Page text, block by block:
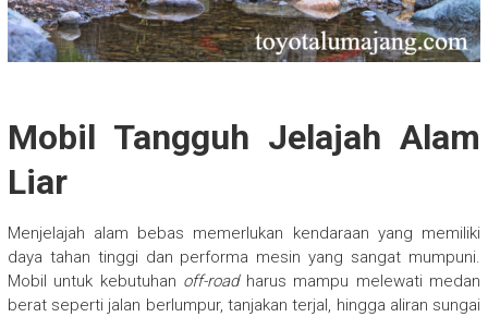
Mobil Tangguh Jelajah Alam
Liar
Menjelajah alam bebas memerlukan kendaraan yang memiliki
daya tahan tinggi dan performa mesin yang sangat mumpuni.
Mobil untuk kebutuhan off-roadharus mampu melewati medan
berat seperti jalan berlumpur, tanjakan terjal, hingga aliran sungai